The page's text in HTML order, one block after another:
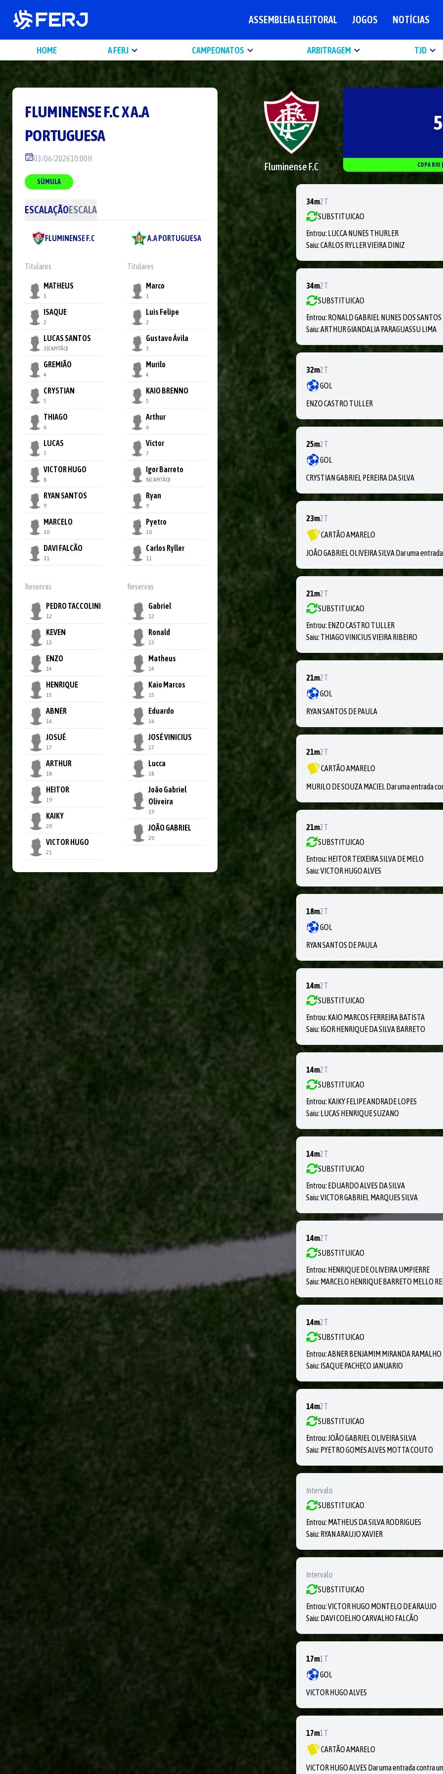
ASSEMBLEIA ELEITORAL JOGOS NOTÍCIAS
HOME A FERJ CAMPEONATOS ARBITRAGEM TJD
FLUMINENSE F.CXA.A
PORTUGUESA
03/06/202610:00H
SÚMULA
ESCALAÇÃOESCALA
FLUMINENSE F.C
Titulares
MATHEUS
1
ISAQUE
2
LUCAS SANTOS
3(CAPITÃO)
GREMIÃO
4
CRYSTIAN
5
THIAGO
6
LUCAS
7
VICTOR HUGO
8
RYAN SANTOS
9
MARCELO
10
DAVI FALCÃO
11
Reservas
PEDRO TACCOLINI
12
KEVEN
13
ENZO
14
HENRIQUE
15
ABNER
16
JOSUÉ
17
ARTHUR
18
HEITOR
19
KAIKY
20
VICTOR HUGO
21
A.A PORTUGUESA
Titulares
Marco
1
Luis Felipe
2
Gustavo Ávila
3
Murilo
4
KAIO BRENNO
5
Arthur
6
Victor
7
Igor Barreto
8(CAPITÃO)
Ryan
9
Pyetro
10
Carlos Ryller
11
Reservas
Gabriel
12
Ronald
13
Matheus
14
Kaio Marcos
15
Eduardo
16
JOSÉ VINICIUS
17
Lucca
18
João Gabriel
Oliveira
19
JOÃO GABRIEL
20
Fluminense F.C COPA RIO
34m2T
SUBSTITUICAO
Entrou: LUCCA NUNES THURLER
Saiu:CARLOS RYLLER VIEIRA DINIZ
34m2T
SUBSTITUICAO
Entrou: RONALD GABRIEL NUNES DOS SANTOS
Saiu:ARTHUR GIANDALIA PARAGUASSU LIMA
32m2T
GOL
ENZO CASTRO TULLER
25m2T
GOL
CRYSTIAN GABRIEL PEREIRA DA SILVA
23m2T
CARTÃO AMARELO
JOÃO GABRIEL OLIVEIRA SILVA Dar uma
21m2T
SUBSTITUICAO
Entrou: ENZO CASTRO TULLER
Saiu: THIAGO VINICIUS VIEIRA RIBEIRO
21m2T
GOL
RYAN SANTOS DE PAULA
21m2T
CARTÃO AMARELO
MURILO DE SOUZA MACIEL Dar uma entrada
21m2T
SUBSTITUICAO
Entrou: HEITOR TEIXEIRA SILVA DE MELO
Saiu:VICTOR HUGO ALVES
18m2T
GOL
RYAN SANTOS DE PAULA
14m2T
SUBSTITUICAO
Entrou: KAIO MARCOS FERREIRA BATISTA
Saiu: IGOR HENRIQUE DA SILVA BARRETO
14m2T
SUBSTITUICAO
Entrou: KAIKY FELIPE ANDRADE LOPES
Saiu: LUCAS HENRIQUE SUZANO
14m2T
SUBSTITUICAO
Entrou: EDUARDO ALVES DA SILVA
Saiu:VICTOR GABRIEL MARQUES SILVA
14m2T
SUBSTITUICAO
Entrou: HENRIQUE DE OLIVEIRA UMPIERRE
Saiu: MARCELO HENRIQUE BARRETO MELLO
14m2T
SUBSTITUICAO
Entrou:ABNER BENJAMIM MIRANDA RAMALHO
Saiu: ISAQUE PACHECO JANUARIO
14m2T
SUBSTITUICAO
Entrou:JOÃO GABRIEL OLIVEIRA SILVA
Saiu: PYETRO GOMES ALVES MOTTA COUTO
Intervalo
SUBSTITUICAO
Entrou: MATHEUS DA SILVA RODRIGUES
Saiu: RYAN ARAUJO XAVIER
Intervalo
SUBSTITUICAO
Entrou:VICTOR HUGO MONTELO DE ARAUJO
Saiu: DAVI COELHO CARVALHO FALCÃO
17m1T
GOL
VICTOR HUGO ALVES
17m1T
CARTÃO AMARELO
VICTOR HUGO ALVES Dar uma entrada contra